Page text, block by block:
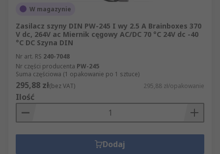
W magazynie
Zasilacz szyny DIN PW-245 I wy 2.5 A Brainboxes 370
V dc, 264V ac Miernik cęgowy AC/DC 70 °C 24V dc -40
°C DC Szyna DIN
Nr art. RS 240-7048
Nr części producenta PW-245
Suma częściowa (1 opakowanie po 1 sztuce)
295,88 zł(bez VAT) 295,88 zł/opakowanie
Ilość
Dodaj